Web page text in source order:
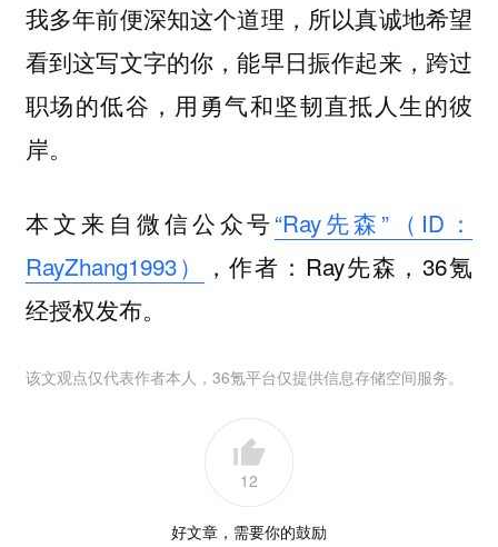
我多年前便深知这个道理，所以真诚地希望
看到这写文字的你，能早日振作起来，跨过
职场的低谷，用勇气和坚韧直抵人生的彼
岸。
本文来自微信公众号“Ray先森”（ID：
RayZhang1993）
，作者：Ray先森，36氪
经授权发布。
该文观点仅代表作者本人，36氪平台仅提供信息存储空间服务。
12
好文章，需要你的鼓励